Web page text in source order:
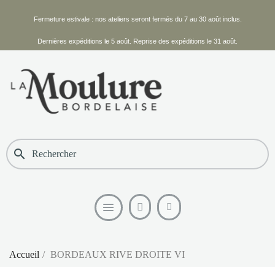
Fermeture estivale : nos ateliers seront fermés du 7 au 30 août inclus.
Dernières expéditions le 5 août. Reprise des expéditions le 31 août.
search
Accueil BORDEAUX RIVE DROITE VI